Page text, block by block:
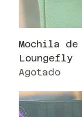
Mochila de
Loungefly
Agotado